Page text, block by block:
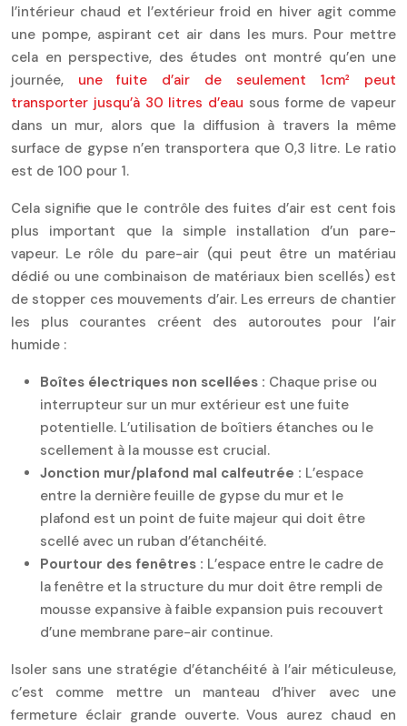
l’intérieur chaud et l’extérieur froid en hiver agit comme
une pompe, aspirant cet air dans les murs. Pour mettre
cela en perspective, des études ont montré qu’en une
journée, une fuite d’air de seulement 1cm² peut
transporter jusqu’à 30 litres d’eau sous forme de vapeur
dans un mur, alors que la diffusion à travers la même
surface de gypse n’en transportera que 0,3 litre. Le ratio
est de 100 pour 1.
Cela signifie que le contrôle des fuites d’air est cent fois
plus important que la simple installation d’un pare-
vapeur. Le rôle du pare-air (qui peut être un matériau
dédié ou une combinaison de matériaux bien scellés) est
de stopper ces mouvements d’air. Les erreurs de chantier
les plus courantes créent des autoroutes pour l’air
humide :
Boîtes électriques non scellées : Chaque prise ou
interrupteur sur un mur extérieur est une fuite
potentielle. L’utilisation de boîtiers étanches ou le
scellement à la mousse est crucial.
Jonction mur/plafond mal calfeutrée : L’espace
entre la dernière feuille de gypse du mur et le
plafond est un point de fuite majeur qui doit être
scellé avec un ruban d’étanchéité.
Pourtour des fenêtres : L’espace entre le cadre de
la fenêtre et la structure du mur doit être rempli de
mousse expansive à faible expansion puis recouvert
d’une membrane pare-air continue.
Isoler sans une stratégie d’étanchéité à l’air méticuleuse,
c’est comme mettre un manteau d’hiver avec une
fermeture éclair grande ouverte. Vous aurez chaud en